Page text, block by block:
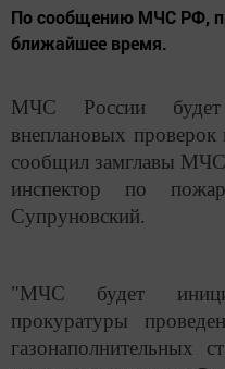
По сообщению МЧС РФ,
ближайшее время.
МЧС России будет
внеплановых проверок
сообщил замглавы МЧС
инспектор по
Супруновский.
"МЧС будет
прокуратуры
газонаполнительных